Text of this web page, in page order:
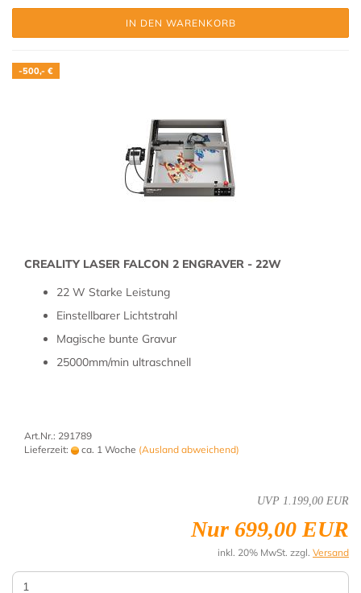
IN DEN WARENKORB
-500,- €
CREA­LI­TY LASER FAL­CON 2 EN­GRA­VER - 22W
22 W Star­ke Leis­tung
Ein­stell­ba­rer Licht­strahl
Ma­gi­sche bunte Gra­vur
25000mm/min ul­tra­schnell
Art.Nr.: 291789
Lieferzeit:
ca. 1 Woche (Ausland abweichend)
UVP 1.199,00 EUR
Nur 699,00 EUR
inkl. 20% MwSt. zzgl. Versand